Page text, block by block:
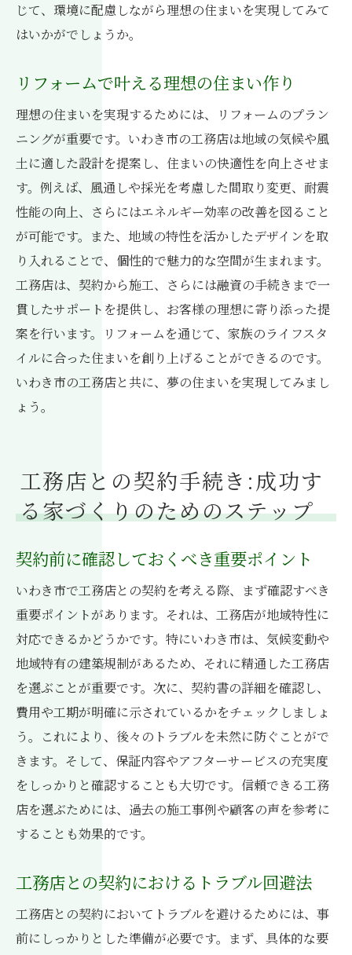
じて、環境に配慮しながら理想の住まいを実現してみて
はいかがでしょうか。
リフォームで叶える理想の住まい作り
理想の住まいを実現するためには、リフォームのプラン
ニングが重要です。いわき市の工務店は地域の気候や風
土に適した設計を提案し、住まいの快適性を向上させま
す。例えば、風通しや採光を考慮した間取り変更、耐震
性能の向上、さらにはエネルギー効率の改善を図ること
が可能です。また、地域の特性を活かしたデザインを取
り入れることで、個性的で魅力的な空間が生まれます。
工務店は、契約から施工、さらには融資の手続きまで一
貫したサポートを提供し、お客様の理想に寄り添った提
案を行います。リフォームを通じて、家族のライフスタ
イルに合った住まいを創り上げることができるのです。
いわき市の工務店と共に、夢の住まいを実現してみまし
ょう。
工務店との契約手続き:成功す
る家づくりのためのステップ
契約前に確認しておくべき重要ポイント
いわき市で工務店との契約を考える際、まず確認すべき
重要ポイントがあります。それは、工務店が地域特性に
対応できるかどうかです。特にいわき市は、気候変動や
地域特有の建築規制があるため、それに精通した工務店
を選ぶことが重要です。次に、契約書の詳細を確認し、
費用や工期が明確に示されているかをチェックしましょ
う。これにより、後々のトラブルを未然に防ぐことがで
きます。そして、保証内容やアフターサービスの充実度
をしっかりと確認することも大切です。信頼できる工務
店を選ぶためには、過去の施工事例や顧客の声を参考に
することも効果的です。
工務店との契約におけるトラブル回避法
工務店との契約においてトラブルを避けるためには、事
前にしっかりとした準備が必要です。まず、具体的な要